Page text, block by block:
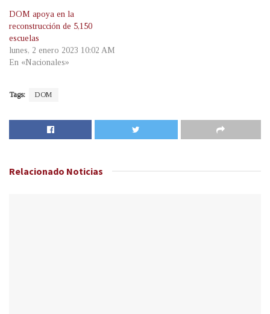
DOM apoya en la
reconstrucción de 5,150
escuelas
lunes, 2 enero 2023 10:02 AM
En «Nacionales»
Tags: DOM
Relacionado Noticias